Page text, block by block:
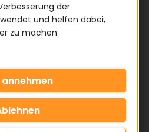
der
und helfen dabei,
zu machen.